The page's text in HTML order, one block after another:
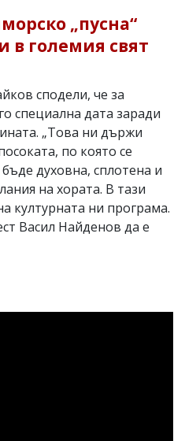
„пусна“
в големия свят
сподели, че за
специална дата заради
„Това ни държи
по която се
духовна, сплотена и
на хората. В тази
културната ни програма.
Васил Найденов да е